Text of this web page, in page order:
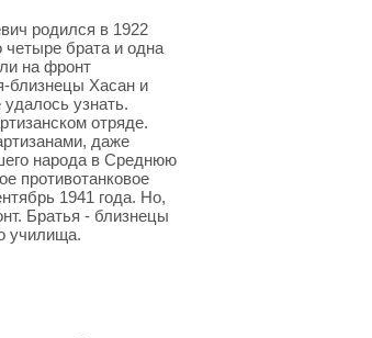
родился в 1922
брата и одна
на фронт
близнецы Хасан и
узнать.
отряде.
даже
народа в Среднюю
противотанковое
1941 года. Но,
Братья - близнецы
училища.